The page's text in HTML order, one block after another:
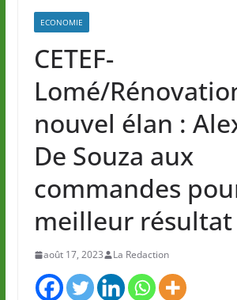
ECONOMIE
CETEF-
Lomé/
nouvel élan :
De Souza aux
commandes
meilleur résultat
août 17, 2023 La Redaction